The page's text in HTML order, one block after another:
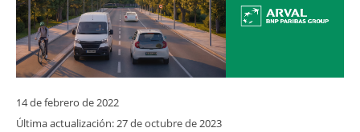
14 de febrero de 2022
Última actualización:27 de octubre de 2023